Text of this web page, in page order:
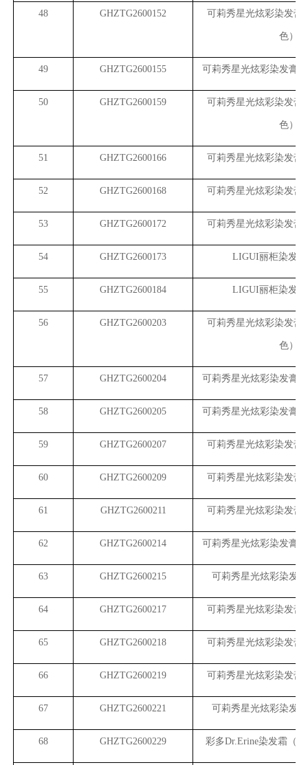
48 GHZTG2600152 可莉秀星光炫彩染发膏
色）
49 GHZTG2600155 可莉秀星光炫彩染发膏
50 GHZTG2600159 可莉秀星光炫彩染发膏
色）
51 GHZTG2600166 可莉秀星光炫彩染发膏
52 GHZTG2600168 可莉秀星光炫彩染发膏
53 GHZTG2600172 可莉秀星光炫彩染发膏
54 GHZTG2600173 LIGUI丽柜染发
55 GHZTG2600184 LIGUI丽柜染发
56 GHZTG2600203 可莉秀星光炫彩染发膏
色）
57 GHZTG2600204 可莉秀星光炫彩染发膏
58 GHZTG2600205 可莉秀星光炫彩染发膏
59 GHZTG2600207 可莉秀星光炫彩染发膏
60 GHZTG2600209 可莉秀星光炫彩染发膏
61 GHZTG2600211 可莉秀星光炫彩染发膏
62 GHZTG2600214 可莉秀星光炫彩染发膏
63 GHZTG2600215 可莉秀星光炫彩染发
64 GHZTG2600217 可莉秀星光炫彩染发膏
65 GHZTG2600218 可莉秀星光炫彩染发膏
66 GHZTG2600219 可莉秀星光炫彩染发膏
67 GHZTG2600221 可莉秀星光炫彩染发
68 GHZTG2600229 彩多Dr.Erine染发霜（